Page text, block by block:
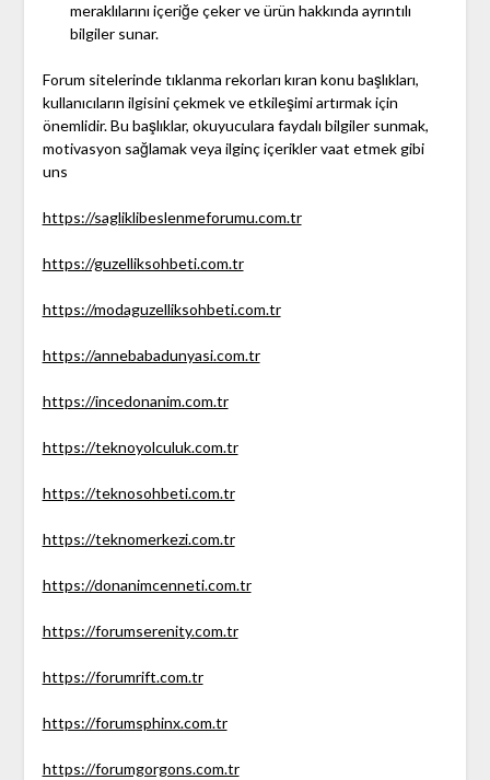
meraklılarını içeriğe çeker ve ürün hakkında ayrıntılı
bilgiler sunar.
Forum sitelerinde tıklanma rekorları kıran konu başlıkları,
kullanıcıların ilgisini çekmek ve etkileşimi artırmak için
önemlidir. Bu başlıklar, okuyuculara faydalı bilgiler sunmak,
motivasyon sağlamak veya ilginç içerikler vaat etmek gibi
uns
https://sagliklibeslenmeforumu.com.tr
https://guzelliksohbeti.com.tr
https://modaguzelliksohbeti.com.tr
https://annebabadunyasi.com.tr
https://incedonanim.com.tr
https://teknoyolculuk.com.tr
https://teknosohbeti.com.tr
https://teknomerkezi.com.tr
https://donanimcenneti.com.tr
https://forumserenity.com.tr
https://forumrift.com.tr
https://forumsphinx.com.tr
https://forumgorgons.com.tr